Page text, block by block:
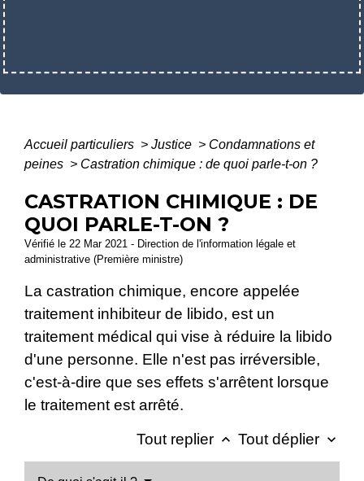
Accueil particuliers > Justice > Condamnations et
peines > Castration chimique : de quoi parle-t-on ?
CASTRATION CHIMIQUE : DE
QUOI PARLE-T-ON ?
Vérifié le 22 Mar 2021 - Direction de l'information légale et
administrative (Première ministre)
La castration chimique, encore appelée
traitement inhibiteur de libido, est un
traitement médical qui vise à réduire la libido
d'une personne. Elle n'est pas irréversible,
c'est-à-dire que ses effets s'arrêtent lorsque
le traitement est arrêté.
Tout replier keyboard_arrow_up Tout déplier keyboard_arrow_down